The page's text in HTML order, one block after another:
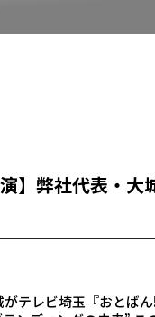
演】弊社代表・
テレビ埼玉『おとば